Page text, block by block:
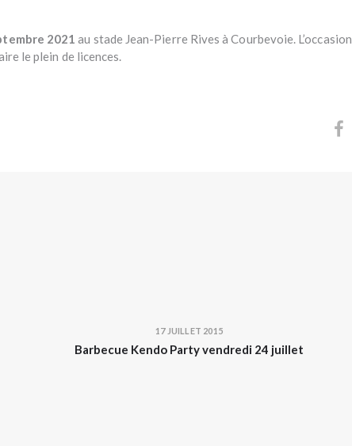
2021 au stade Jean-Pierre Rives à Courbevoie. L’occasion
le plein de licences.
17 JUILLET 2015
Barbecue Kendo Party vendredi 24 juillet